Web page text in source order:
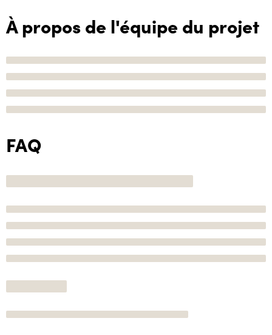
À propos de l'équipe du projet
FAQ